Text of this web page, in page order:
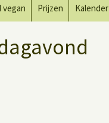
vegan
zuivel
Prijzen Kalender